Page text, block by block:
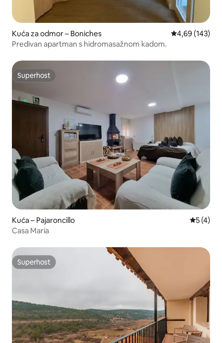
Kuća za odmor – Boniches Prosječna
4,69 (143)
Predivan apartman s hidromasažnom kadom.
Superhost
Superhost
Kuća – Pajaroncillo
5 (4)
Casa María
Superhost
Superhost